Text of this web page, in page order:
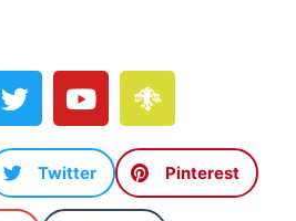
Twitter Pinterest